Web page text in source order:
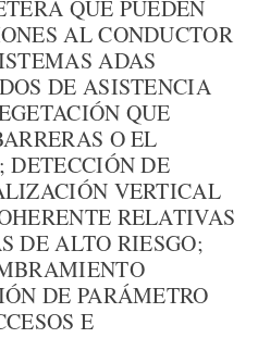
QUE PUEDEN
AL CONDUCTOR
ADAS
DE ASISTENCIA
QUE
O EL
DETECCIÓN DE
VERTICAL
RELATIVAS
DE ALTO RIESGO;
DE PARÁMETRO
E